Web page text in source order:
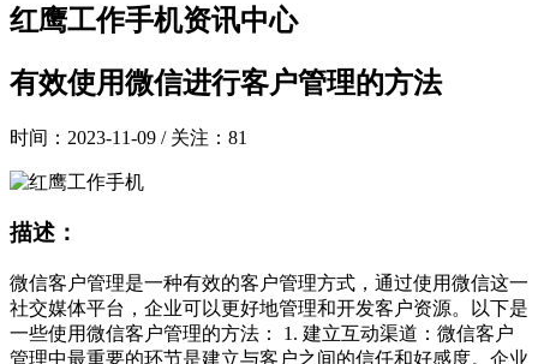
红鹰工作手机资讯中心
有效使用微信进行客户管理的方法
时间：2023-11-09 / 关注：81
描述：
微信客户管理是一种有效的客户管理方式，通过使用微信这一
社交媒体平台，企业可以更好地管理和开发客户资源。以下是
一些使用微信客户管理的方法： 1. 建立互动渠道：微信客户
管理中最重要的环节是建立与客户之间的信任和好感度。企业